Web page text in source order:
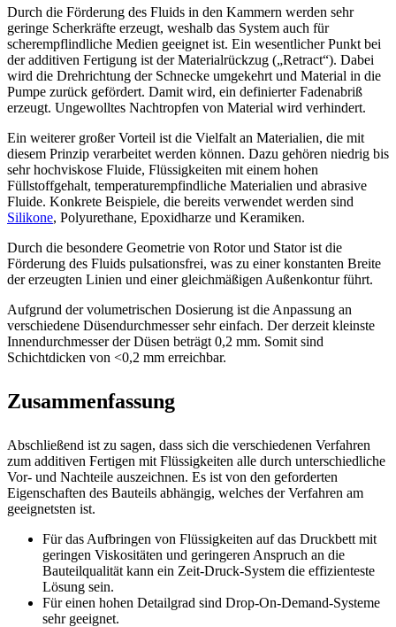
Durch die Förderung des Fluids in den Kammern werden sehr
geringe Scherkräfte erzeugt, weshalb das System auch für
scherempflindliche Medien geeignet ist. Ein wesentlicher Punkt bei
der additiven Fertigung ist der Materialrückzug („Retract“). Dabei
wird die Drehrichtung der Schnecke umgekehrt und Material in die
Pumpe zurück gefördert. Damit wird, ein definierter Fadenabriß
erzeugt. Ungewolltes Nachtropfen von Material wird verhindert.
Ein weiterer großer Vorteil ist die Vielfalt an Materialien, die mit
diesem Prinzip verarbeitet werden können. Dazu gehören niedrig bis
sehr hochviskose Fluide, Flüssigkeiten mit einem hohen
Füllstoffgehalt, temperaturempfindliche Materialien und abrasive
Fluide. Konkrete Beispiele, die bereits verwendet werden sind
Silikone, Polyurethane, Epoxidharze und Keramiken.
Durch die besondere Geometrie von Rotor und Stator ist die
Förderung des Fluids pulsationsfrei, was zu einer konstanten Breite
der erzeugten Linien und einer gleichmäßigen Außenkontur führt.
Aufgrund der volumetrischen Dosierung ist die Anpassung an
verschiedene Düsendurchmesser sehr einfach. Der derzeit kleinste
Innendurchmesser der Düsen beträgt 0,2 mm. Somit sind
Schichtdicken von <0,2 mm erreichbar.
Zusammenfassung
Abschließend ist zu sagen, dass sich die verschiedenen Verfahren
zum additiven Fertigen mit Flüssigkeiten alle durch unterschiedliche
Vor- und Nachteile auszeichnen. Es ist von den geforderten
Eigenschaften des Bauteils abhängig, welches der Verfahren am
geeignetsten ist.
Für das Aufbringen von Flüssigkeiten auf das Druckbett mit
geringen Viskositäten und geringeren Anspruch an die
Bauteilqualität kann ein Zeit-Druck-System die effizienteste
Lösung sein.
Für einen hohen Detailgrad sind Drop-On-Demand-Systeme
sehr geeignet.